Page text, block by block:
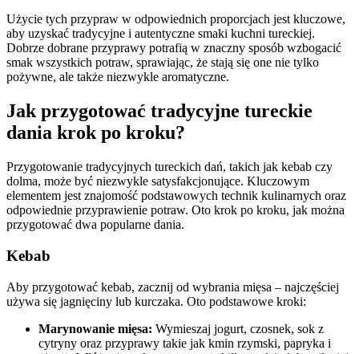
Użycie tych przypraw w odpowiednich proporcjach jest kluczowe,
aby uzyskać tradycyjne i autentyczne smaki kuchni tureckiej.
Dobrze dobrane przyprawy potrafią w znaczny sposób wzbogacić
smak wszystkich potraw, sprawiając, że stają się one nie tylko
pożywne, ale także niezwykle aromatyczne.
Jak przygotować tradycyjne tureckie
dania krok po kroku?
Przygotowanie tradycyjnych tureckich dań, takich jak kebab czy
dolma, może być niezwykle satysfakcjonujące. Kluczowym
elementem jest znajomość podstawowych technik kulinarnych oraz
odpowiednie przyprawienie potraw. Oto krok po kroku, jak można
przygotować dwa popularne dania.
Kebab
Aby przygotować kebab, zacznij od wybrania mięsa – najczęściej
używa się jagnięciny lub kurczaka. Oto podstawowe kroki:
Marynowanie mięsa: Wymieszaj jogurt, czosnek, sok z
cytryny oraz przyprawy takie jak kmin rzymski, papryka i